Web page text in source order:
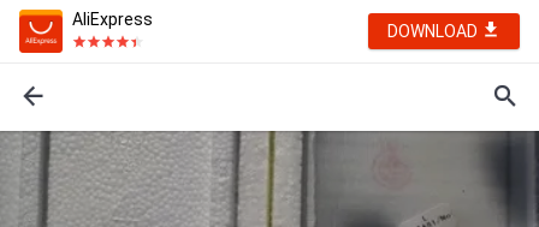
AliExpress
DOWNLOAD